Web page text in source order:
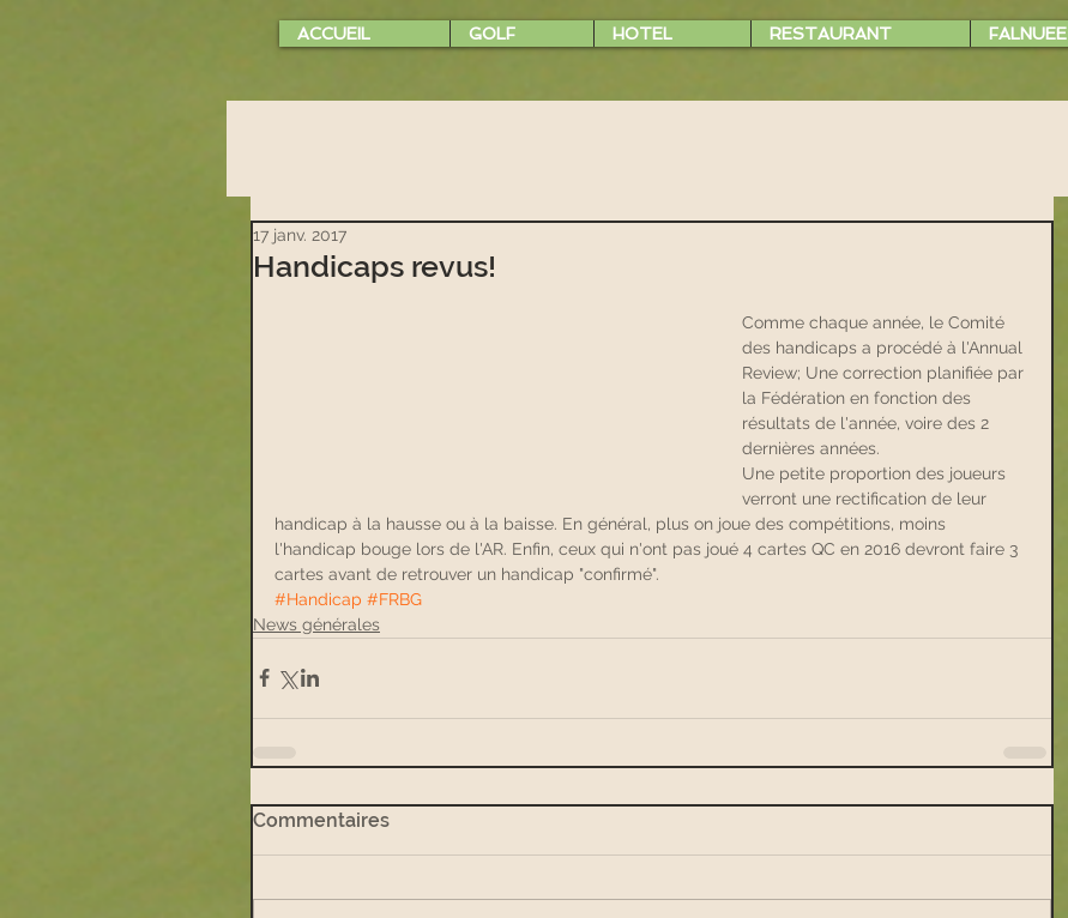
ACCUEIL GOLF HOTEL RESTAURANT FALNUEE
Handicaps revus!
17 janv. 2017
Comme chaque année, le Comité
des handicaps a procédé à l'Annual
Review; Une correction planifiée par
la Fédération en fonction des
résultats de l'année, voire des 2
dernières années.
Une petite proportion des joueurs
verront une rectification de leur
handicap à la hausse ou à la baisse. En général, plus on joue des compétitions, moins
l'handicap bouge lors de l'AR. Enfin, ceux qui n'ont pas joué 4 cartes QC en 2016 devront faire 3
cartes avant de retrouver un handicap "confirmé".
#Handicap #FRBG
News générales
Commentaires